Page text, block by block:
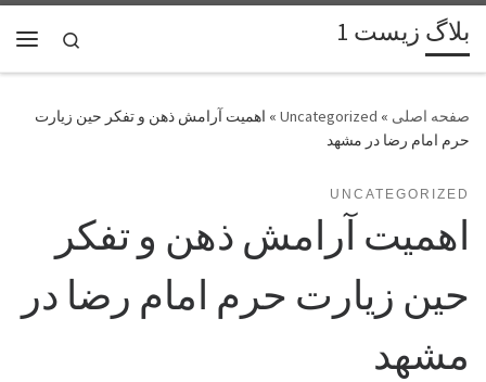
پرش به محتوا بلاگ زیست 1
Search
»
Uncategorized
» اهمیت آرامش ذهن و تفکر حین زیارت
حرم امام رضا در مشهد
UNCATEGORIZED
اهمیت آرامش ذهن و تفکر
حین زیارت حرم امام رضا در
مشهد